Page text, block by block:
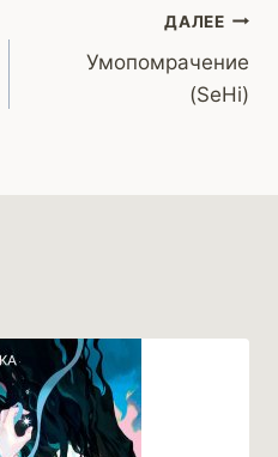
ДАЛЕЕ
Умопомрачение
(SeHi)